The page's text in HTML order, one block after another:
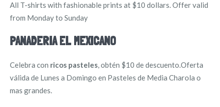
All T-shirts with fashionable prints at $10 dollars. Offer valid
from Monday to Sunday
PANADERIA EL MEXICANO
Celebra con ricos pasteles, obtén $10 de descuento.Oferta
válida de Lunes a Domingo en Pasteles de Media Charola o
mas grandes.